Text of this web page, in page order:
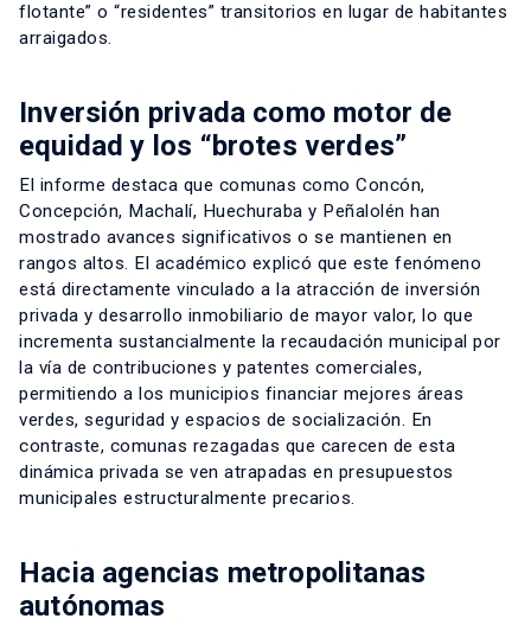
flotante” o “residentes” transitorios en lugar de habitantes
arraigados.
Inversión privada como motor de
equidad y los “brotes verdes”
El informe destaca que comunas como Concón,
Concepción, Machalí, Huechuraba y Peñalolén han
mostrado avances significativos o se mantienen en
rangos altos. El académico explicó que este fenómeno
está directamente vinculado a la atracción de inversión
privada y desarrollo inmobiliario de mayor valor, lo que
incrementa sustancialmente la recaudación municipal por
la vía de contribuciones y patentes comerciales,
permitiendo a los municipios financiar mejores áreas
verdes, seguridad y espacios de socialización. En
contraste, comunas rezagadas que carecen de esta
dinámica privada se ven atrapadas en presupuestos
municipales estructuralmente precarios.
Hacia agencias metropolitanas
autónomas